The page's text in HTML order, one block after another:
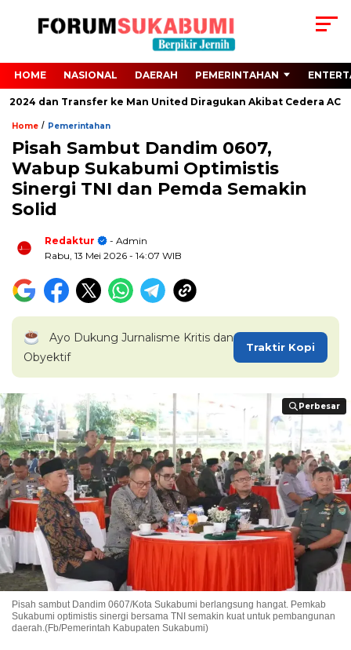
HOME NASIONAL DAERAH PEMERINTAHAN
dan Transfer ke Man United Diragukan Akibat Cedera ACL
Home / Pemerintahan
Pisah Sambut Dandim 0607,
Wabup Sukabumi Optimistis
Sinergi TNI dan Pemda Semakin
Solid
Redaktur
- Admin
Rabu, 13 Mei 2026 - 14:07 WIB
Ayo Dukung Jurnalisme Kritis dan
Obyektif
Traktir Kopi
Perbesar
Perbesar
Pisah sambut Dandim 0607/Kota Sukabumi berlangsung hangat. Pemkab
Sukabumi optimistis sinergi bersama TNI semakin kuat untuk pembangunan
daerah.(Fb/Pemerintah Kabupaten Sukabumi)